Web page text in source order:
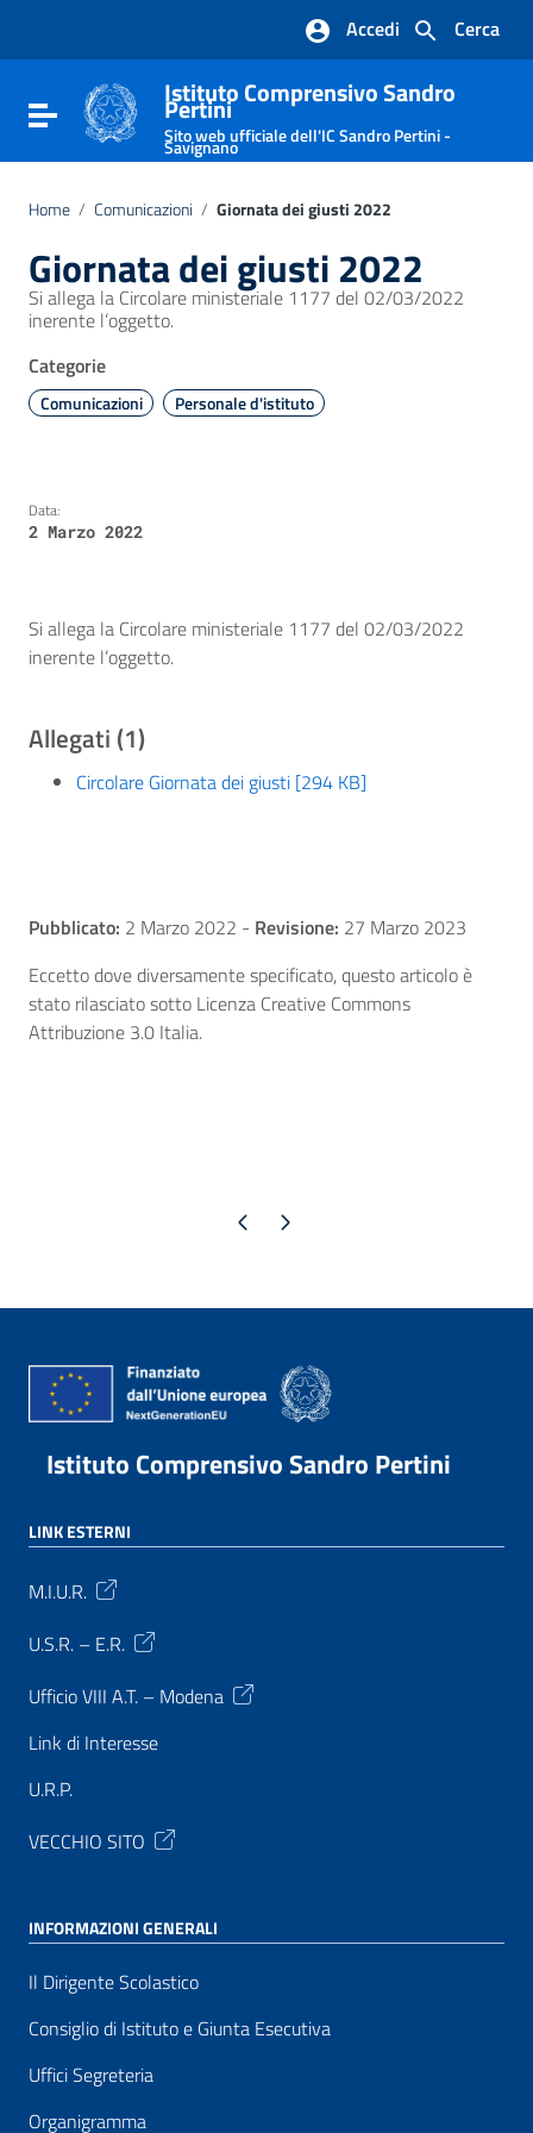
Vai al footer
Cerca
Accedi
Attiva / disattiva la navigazione
Istituto Comprensivo Sandro
Pertini
Sito web ufficiale dell'IC Sandro Pertini -
Savignano
Home / Comunicazioni / Giornata dei giusti 2022
Giornata dei giusti 2022
Si allega la Circolare ministeriale 1177 del 02/03/2022
inerente l’oggetto.
Categorie
Comunicazioni Personale d'istituto
Data:
2 Marzo 2022
Si allega la Circolare ministeriale 1177 del 02/03/2022
inerente l’oggetto.
Allegati (1)
Circolare Giornata dei giusti [294 KB]
Pubblicato: 2 Marzo 2022 - Revisione: 27 Marzo 2023
Eccetto dove diversamente specificato, questo articolo è
stato rilasciato sotto Licenza Creative Commons
Attribuzione 3.0 Italia.
Pagina precedente
Pagina successiva
Istituto Comprensivo Sandro Pertini
LINK ESTERNI
M.I.U.R.
U.S.R. – E.R.
Ufficio VIII A.T. – Modena
Link di Interesse
U.R.P.
VECCHIO SITO
INFORMAZIONI GENERALI
Il Dirigente Scolastico
Consiglio di Istituto e Giunta Esecutiva
Uffici Segreteria
Organigramma